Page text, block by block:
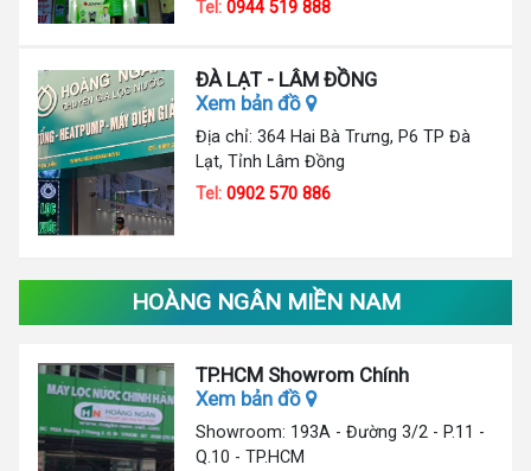
Tel:0944 519 888
ĐÀ LẠT - LÂM ĐỒNG
Xem bản đồ
Địa chỉ: 364 Hai Bà Trưng, P6 TP Đà
Lạt, Tỉnh Lâm Đồng
Tel:0902 570 886
HOÀNG NGÂN MIỀN NAM
TP.HCM Showrom Chính
Xem bản đồ
Showroom: 193A - Đường 3/2 - P.11 -
Q.10 - TP.HCM